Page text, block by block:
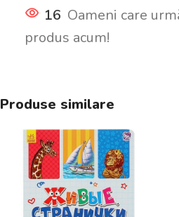
16 Oameni care
produs acum!
Produse similare